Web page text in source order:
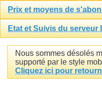
Prix et moyens de
Etat et Suivis du serveur
Nous sommes désolés
supporté par le style
Cliquez ici pour